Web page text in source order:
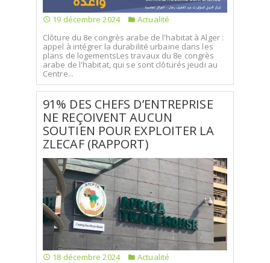
19 décembre 2024
Actualité
Clôture du 8e congrès arabe de l'habitat à Alger :
appel à intégrer la durabilité urbaine dans les
plans de logementsLes travaux du 8e congrès
arabe de l'habitat, qui se sont clôturés jeudi au
Centre...
91% DES CHEFS D’ENTREPRISE
NE REÇOIVENT AUCUN
SOUTIEN POUR EXPLOITER LA
ZLECAF (RAPPORT)
18 décembre 2024
Actualité